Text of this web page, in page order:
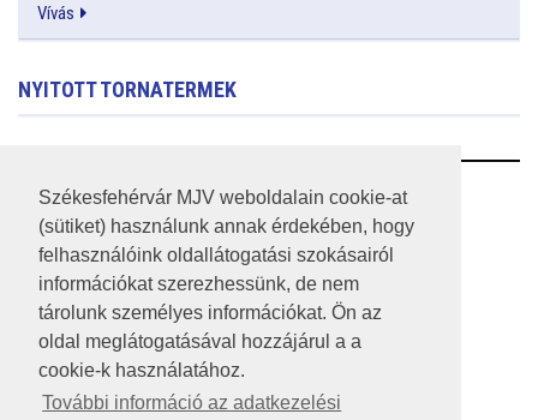
Székesfehérvár MJV weboldalain cookie-at
(sütiket) használunk annak érdekében, hogy
felhasználóink oldallátogatási szokásairól
információkat szerezhessünk, de nem
tárolunk személyes információkat. Ön az
oldal meglátogatásával hozzájárul a a
cookie-k használatához.
További információ az adatkezelési
Vívás
NYITOTT TORNATERMEK
RSS
A HONLAP 2017.03.31-I ÁLLAPOTA
JOGI NYILATKOZAT
IMPRESSZUM